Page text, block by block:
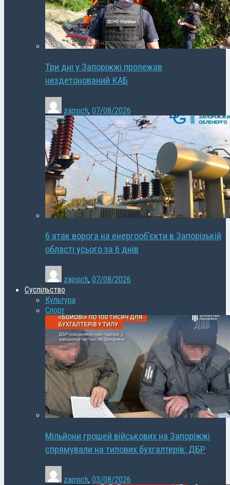
Три дні у Запоріжжі пролежав
нездетонований КАБ
zapsich, 07/08/2026
6 атак ворога на енергооб’єкти в Запорізькій
області усього за 6 днів
zapsich, 07/08/2026
Суспільство
Культура
Спорт
Мільйони грошей військових на Запоріжжі
спрямували на тилових бухгалтерів: ДБР
zapsich, 03/08/2026